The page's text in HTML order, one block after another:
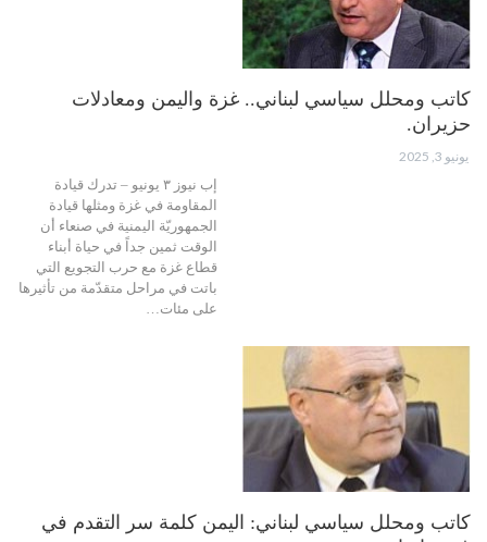
كاتب ومحلل سياسي لبناني.. غزة واليمن ومعادلات
حزيران.
يونيو 3, 2025
إب نيوز ٣ يونيو – تدرك قيادة
المقاومة في غزة ومثلها قيادة
الجمهوريّة اليمنية في صنعاء أن
الوقت ثمين جداً في حياة أبناء
قطاع غزة مع حرب التجويع التي
باتت في مراحل متقدّمة من تأثيرها
على مئات…
كاتب ومحلل سياسي لبناني: اليمن كلمة سر التقدم في